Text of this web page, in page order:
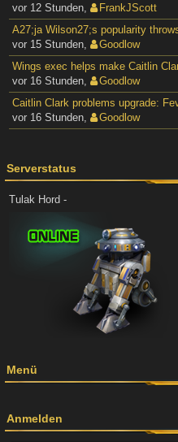
vor 12 Stunden,
FrankJScott
A27;ja Wilson27;s popularity
vor 15 Stunden,
Goodlow
Wings exec helps make Caitlin
vor 16 Stunden,
Goodlow
Caitlin Clark problems upgrade:
vor 16 Stunden, Goodlow
Serverstatus
Tulak Hord -
Menü
Anmelden